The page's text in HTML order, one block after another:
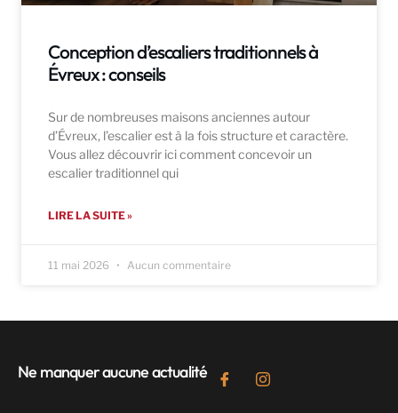
Conception d’escaliers traditionnels à
Évreux : conseils
Sur de nombreuses maisons anciennes autour
d’Évreux, l’escalier est à la fois structure et caractère.
Vous allez découvrir ici comment concevoir un
escalier traditionnel qui
LIRE LA SUITE »
11 mai 2026 Aucun commentaire
Ne manquer aucune actualité